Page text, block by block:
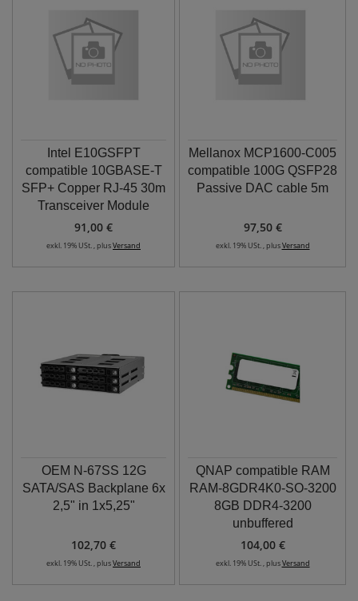
Intel E10GSFPT
compatible 10GBASE-T
SFP+ Copper RJ-45 30m
Transceiver Module
91,00 €
exkl. 19% USt. , plusVersand
Mellanox MCP1600-C005
compatible 100G QSFP28
Passive DAC cable 5m
97,50 €
exkl. 19% USt. , plusVersand
OEM N-67SS 12G
SATA/SAS Backplane 6x
2,5" in 1x5,25"
102,70 €
exkl. 19% USt. , plusVersand
QNAP compatible RAM
RAM-8GDR4K0-SO-3200
8GB DDR4-3200
unbuffered
104,00 €
exkl. 19% USt. , plusVersand